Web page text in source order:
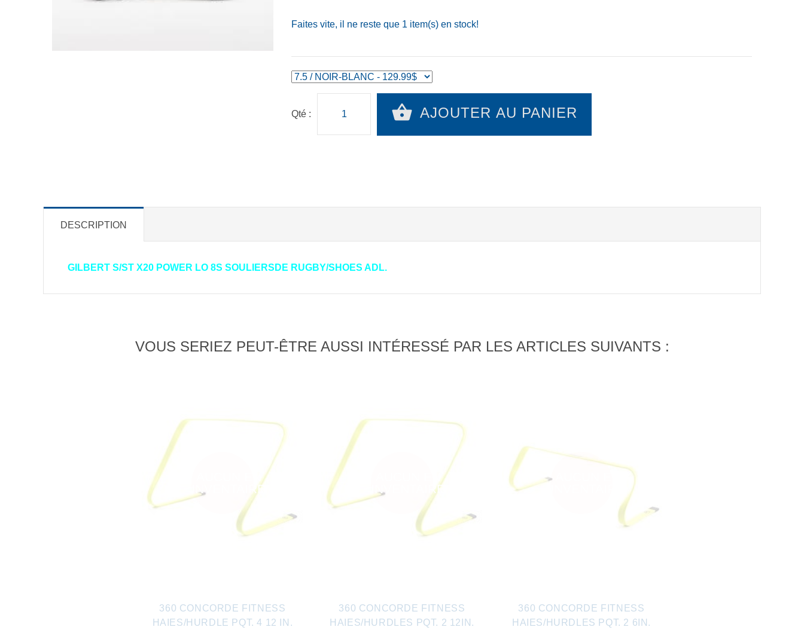
Faites vite, il ne reste que 1 item(s) en stock!
Qté : AJOUTER AU PANIER
DESCRIPTION
GILBERT S/ST X20 POWER LO 8S SOULIERSDE RUGBY/SHOES ADL.
VOUS SERIEZ PEUT-ÊTRE AUSSI INTÉRESSÉ PAR LES ARTICLES SUIVANTS :
INVENTAIRE
360 CONCORDE FITNESS
HAIES/HURDLE PQT. 4 12 IN.
INVENTAIRE
360 CONCORDE FITNESS
HAIES/HURDLES PQT. 2 12IN.
360 CONCORDE FITNESS
HAIES/HURDLES PQT. 2 6IN.